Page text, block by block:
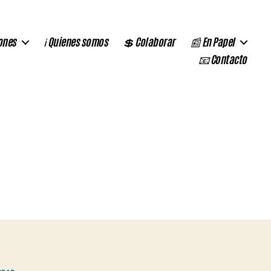
ℹ️ Quienes somos 💲 Colaborar
📰 En Papel
📧 Contacto